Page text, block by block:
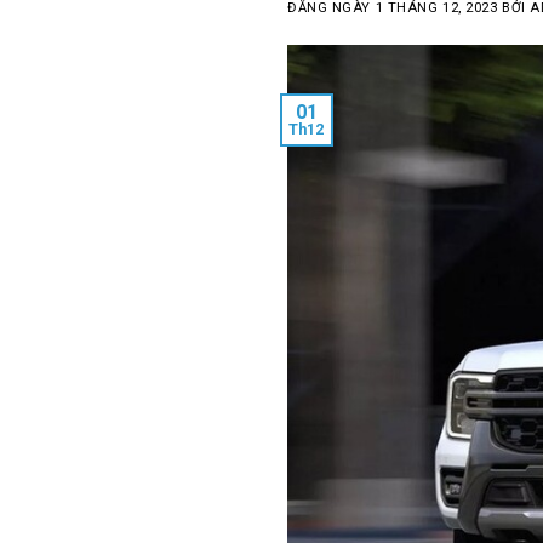
ĐĂNG NGÀY 1 THÁNG 12, 2023 BỞI
01
Th12